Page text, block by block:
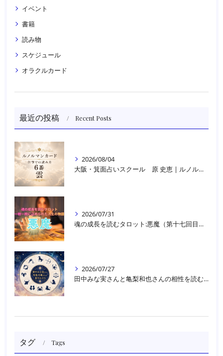
イベント
書籍
読み物
スケジュール
オラクルカード
最近の投稿 Recent Posts
2026/08/04
大阪・箕面占いスクール 原 史恵 | ルノルマンカード読み方のコツ「雲」 仕事をテーマに占った場合
2026/07/31
魂の成長を読むタロット:悪魔（第十七回目）｜大阪・箕面占いスクールラブアンドライト
2026/07/27
田中みな実さんと亀梨和也さんの相性を読む｜大阪・箕面占いスクールラブアンドライト
タグ Tags